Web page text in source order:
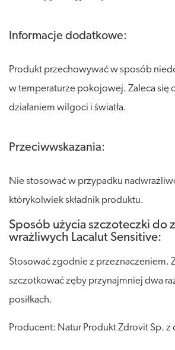
Informacje dodatkowe:
Produkt przechowywać w sposób
w temperaturze pokojowej. Zaleca się
działaniem wilgoci i światła.
Przeciwwskazania:
Nie stosować w przypadku
którykolwiek składnik produktu.
Sposób użycia szczoteczki do
wrażliwych Lacalut Sensitive:
Stosować zgodnie z przeznaczeniem.
szczotkować zęby przynajmniej dwa
posiłkach.
Producent: Natur Produkt Zdrovit Sp. z